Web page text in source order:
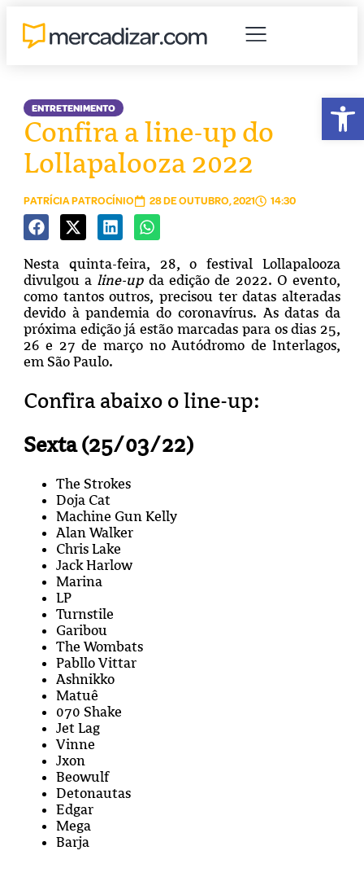
ENTRETENIMENTO
Confira a line-up do
Lollapalooza 2022
PATRÍCIA PATROCÍNIO 28 DE OUTUBRO, 2021 14:30
Nesta quinta-feira, 28, o festival Lollapalooza
divulgou a line-upda edição de 2022. O evento,
como tantos outros, precisou ter datas alteradas
devido à pandemia do coronavírus. As datas da
próxima edição já estão marcadas para os dias 25,
26 e 27 de março no Autódromo de Interlagos,
em São Paulo.
Confira abaixo o line-up:
Sexta (25/03/22)
The Strokes
Doja Cat
Machine Gun Kelly
Alan Walker
Chris Lake
Jack Harlow
Marina
LP
Turnstile
Garibou
The Wombats
Pabllo Vittar
Ashnikko
Matuê
070 Shake
Jet Lag
Vinne
Jxon
Beowulf
Detonautas
Edgar
Mega
Barja